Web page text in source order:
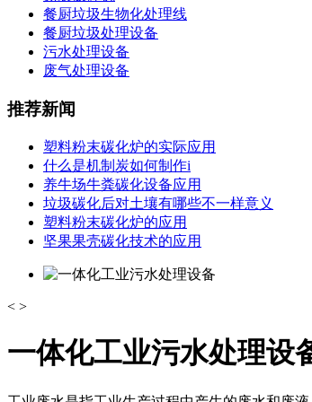
餐厨垃圾生物化处理线
餐厨垃圾处理设备
污水处理设备
废气处理设备
推荐新闻
塑料粉末碳化炉的实际应用
什么是机制炭如何制作i
养牛场牛粪碳化设备应用
垃圾碳化后对土壤有哪些不一样意义
塑料粉末碳化炉的应用
坚果果壳碳化技术的应用
< >
一体化工业污水处理设